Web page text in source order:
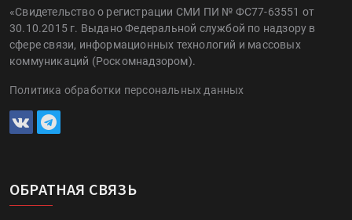
«Свидетельство о регистрации СМИ ПИ № ФС77-63551 от
30.10.2015 г. Выдано Федеральной службой по надзору в
сфере связи, информационных технологий и массовых
коммуникаций (Роскомнадзором).
Политика обработки персональных данных
ОБРАТНАЯ СВЯЗЬ